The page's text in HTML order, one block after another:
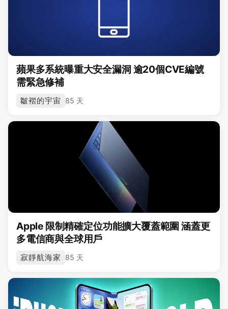
蘋果多系統曝重大安全漏洞 逾20個CVE編號
需緊急修補
皺褶的宇宙 85 天
Apple 限制精確定位功能擴大覆蓋範圍 涵蓋更
多電信商與全球用戶
寂靜航海家 85 天